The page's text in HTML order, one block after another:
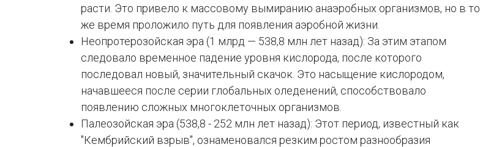
расти. Это привело к массовому вымиранию анаэробных организмов, но в то
же время проложило путь для появления аэробной жизни.
Неопротерозойская эра (1 млрд — 538,8 млн лет назад): За этим этапом
следовало временное падение уровня кислорода, после которого
последовал новый, значительный скачок. Это насыщение кислородом,
начавшееся после серии глобальных оледенений, способствовало
появлению сложных многоклеточных организмов.
Палеозойская эра (538,8 - 252 млн лет назад): Этот период, известный как
"Кембрийский взрыв", ознаменовался резким ростом разнообразия